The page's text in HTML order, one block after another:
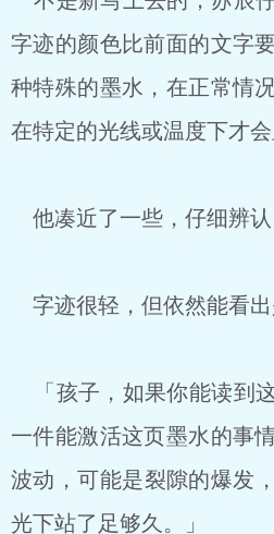
字迹的颜色比前面的文字
种特殊的墨水，在正常情
在特定的光线或温度下才会
他凑近了一些，仔细辨认
字迹很轻，但依然能看出
「孩子，如果你能读到
一件能激活这页墨水的事
波动，可能是裂隙的爆发
光下站了足够久。」